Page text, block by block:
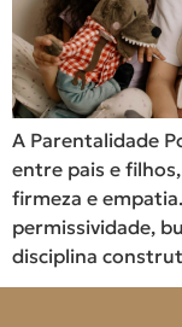
A Parentalidade
entre pais e
firmeza e
permissividade,
disciplina